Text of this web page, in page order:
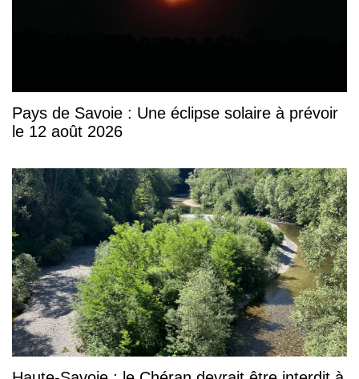
Pays de Savoie : Une éclipse solaire à prévoir
le 12 août 2026